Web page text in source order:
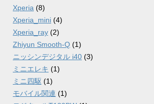
Xperia (8)
Xperia_mini (4)
Xperia_ray (2)
Zhiyun Smooth-Q (1)
ニッシンデジタル i40 (3)
ミニエレキ (1)
ミニ四駆 (1)
モバイル関連 (1)